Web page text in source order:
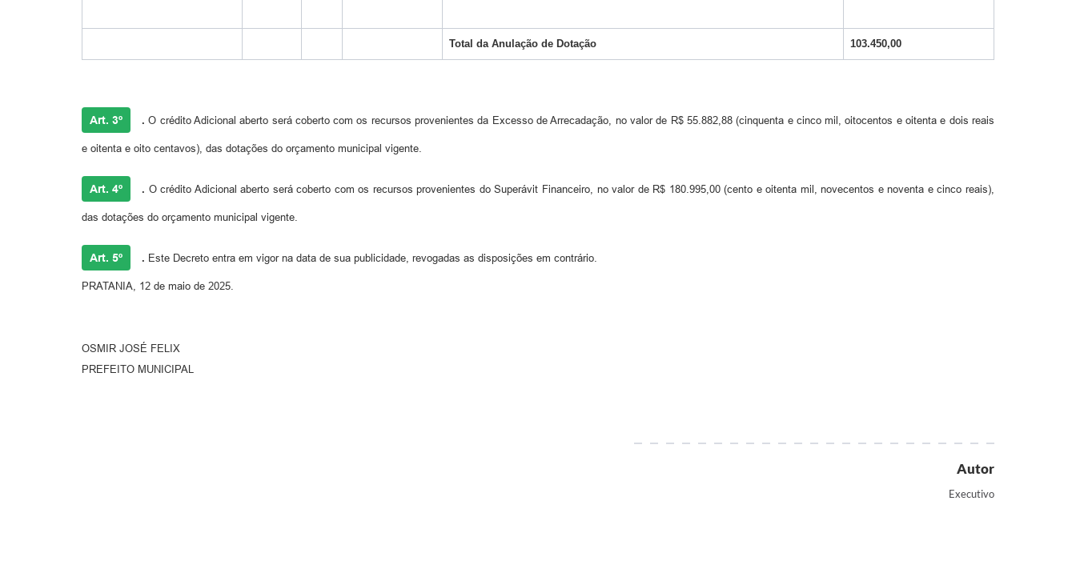
Total da Anulação de Dotação 103.450,00
Art. 3º .O crédito Adicional aberto será coberto com os recursos provenientes da Excesso de Arrecadação, no valor de R$ 55.882,88 (cinquenta e cinco mil, oitocentos e oitenta e dois reais
e oitenta e oito centavos), das dotações do orçamento municipal vigente.
Art. 4º . O crédito Adicional aberto será coberto com os recursos provenientes do Superávit Financeiro, no valor de R$ 180.995,00 (cento e oitenta mil, novecentos e noventa e cinco reais),
das dotações do orçamento municipal vigente.
Art. 5º . Este Decreto entra em vigor na data de sua publicidade, revogadas as disposições em contrário.
PRATANIA, 12 de maio de 2025.
OSMIR JOSÉ FELIX
PREFEITO MUNICIPAL
Autor
Executivo